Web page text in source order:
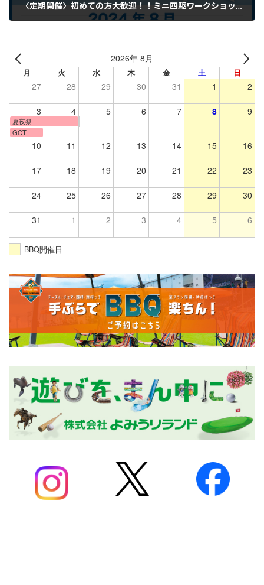
〈定期開催〉初めての方大歓迎！！ミニ四駆ワークショップ
2026年 8月
月 火 水 木 金 土 日
27 28 29 30 31 1 2
3 4 5 6 7 8 9
夏夜祭
GCT
10 11 12 13 14 15 16
17 18 19 20 21 22 23
24 25 26 27 28 29 30
31 1 2 3 4 5 6
BBQ開催日